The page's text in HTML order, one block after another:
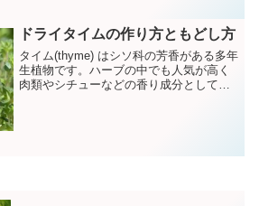
ライマジョラムにしておくといつでもほ
しい時にサッと使えて重宝します。
ドライタイムの作り方ともどし方
タイム(thyme) はシソ科の芳香がある多年
生植物です。ハーブの中でも人気が高く
肉類やシチューなどの香り成分としてさ
らドライドライタイムにしておくといつ